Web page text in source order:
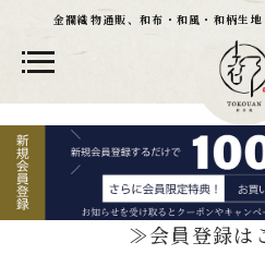
金襴織物通販、和布・和風・和柄生
≫会員登録は